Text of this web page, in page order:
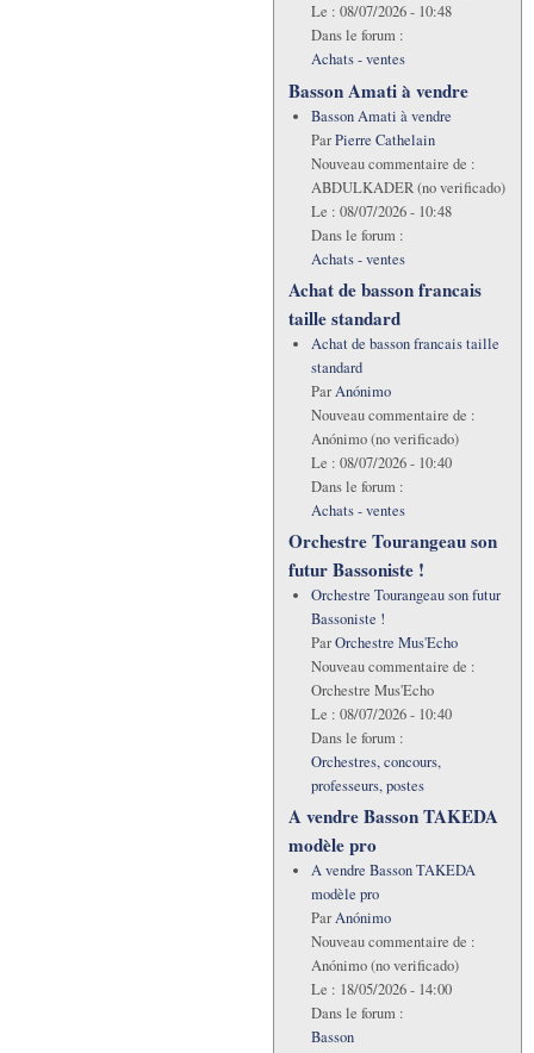
Le : 08/07/2026 - 10:48
Dans le forum :
Achats - ventes
Basson Amati à vendre
Basson Amati à vendre
ParPierre Cathelain
Nouveau commentaire de :
ABDULKADER (no verificado)
Le : 08/07/2026 - 10:48
Dans le forum :
Achats - ventes
Achat de basson francais
taille standard
Achat de basson francais taille
standard
ParAnónimo
Nouveau commentaire de :
Anónimo (no verificado)
Le : 08/07/2026 - 10:40
Dans le forum :
Achats - ventes
Orchestre Tourangeau son
futur Bassoniste !
Orchestre Tourangeau son futur
Bassoniste !
ParOrchestre Mus'Echo
Nouveau commentaire de :
Orchestre Mus'Echo
Le : 08/07/2026 - 10:40
Dans le forum :
Orchestres, concours,
professeurs, postes
A vendre Basson TAKEDA
modèle pro
A vendre Basson TAKEDA
modèle pro
ParAnónimo
Nouveau commentaire de :
Anónimo (no verificado)
Le : 18/05/2026 - 14:00
Dans le forum :
Basson